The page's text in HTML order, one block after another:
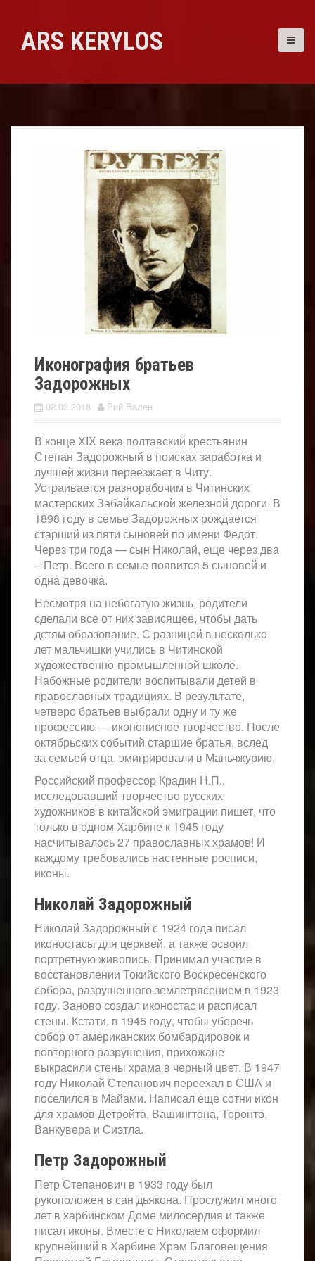
contentARS KERYLOS
Иконография братьев
Задорожных
02.03.2018 Рий Вален
В конце ХІХ века полтавский крестьянин
Степан Задорожный в поисках заработка и
лучшей жизни переезжает в Читу.
Устраивается разнорабочим в Читинских
мастерских Забайкальской железной дороги. В
1898 году в семье Задорожных рождается
старший из пяти сыновей по имени Федот.
Через три года — сын Николай, еще через два
– Петр. Всего в семье появится 5 сыновей и
одна девочка.
Несмотря на небогатую жизнь, родители
сделали все от них зависящее, чтобы дать
детям образование. С разницей в несколько
лет мальчишки учились в Читинской
художественно-промышленной школе.
Набожные родители воспитывали детей в
православных традициях. В результате,
четверо братьев выбрали одну и ту же
профессию — иконописное творчество. После
октябрьских событий старшие братья, вслед
за семьей отца, эмигрировали в Маньчжурию.
Российский профессор Крадин Н.П.,
исследовавший творчество русских
художников в китайской эмиграции пишет, что
только в одном Харбине к 1945 году
насчитывалось 27 православных храмов! И
каждому требовались настенные росписи,
иконы.
Николай Задорожный
Николай Задорожный с 1924 года писал
иконостасы для церквей, а также освоил
портретную живопись. Принимал участие в
восстановлении Токийского Воскресенского
собора, разрушенного землетрясением в 1923
году. Заново создал иконостас и расписал
стены. Кстати, в 1945 году, чтобы уберечь
собор от американских бомбардировок и
повторного разрушения, прихожане
выкрасили стены храма в черный цвет. В 1947
году Николай Степанович переехал в США и
поселился в Майами. Написал еще сотни икон
для храмов Детройта, Вашингтона, Торонто,
Ванкувера и Сиэтла.
Петр Задорожный
Петр Степанович в 1933 году был
рукоположен в сан дьякона. Прослужил много
лет в харбинском Доме милосердия и также
писал иконы. Вместе с Николаем оформил
крупнейший в Харбине Храм Благовещения